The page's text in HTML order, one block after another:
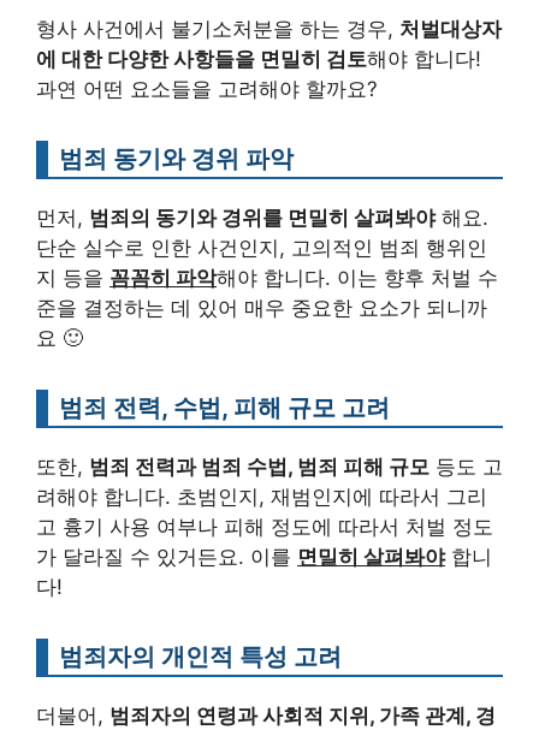
형사 사건에서 불기소처분을 하는 경우, 처벌대상자
에 대한 다양한 사항들을 면밀히 검토해야 합니다!
과연 어떤 요소들을 고려해야 할까요?
범죄 동기와 경위 파악
먼저, 범죄의 동기와 경위를 면밀히 살펴봐야해요.
단순 실수로 인한 사건인지, 고의적인 범죄 행위인
지 등을 꼼꼼히 파악해야 합니다. 이는 향후 처벌 수
준을 결정하는 데 있어 매우 중요한 요소가 되니까
요 🙂
범죄 전력, 수법, 피해 규모 고려
또한, 범죄 전력과 범죄 수법, 범죄 피해 규모 등도 고
려해야 합니다. 초범인지, 재범인지에 따라서 그리
고 흉기 사용 여부나 피해 정도에 따라서 처벌 정도
가 달라질 수 있거든요. 이를 면밀히 살펴봐야합니
다!
범죄자의 개인적 특성 고려
더불어, 범죄자의 연령과 사회적 지위, 가족 관계, 경